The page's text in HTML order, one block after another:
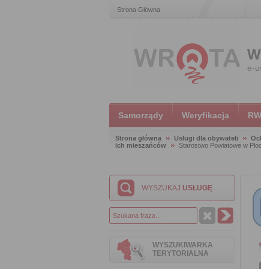
Strona Główna
e-
Samorządy Weryfikacja
Strona główna Usługi dla obywateli
ich mieszańców
Starostwo Powiatowe w
WYSZUKAJ USŁUGĘ
WYSZUKIWARKA
TERYTORIALNA